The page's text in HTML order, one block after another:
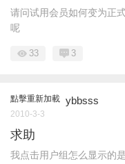
请问试用会员如何变为正
呢
33 3
點擊重新加載 ybbsss
2010-3-3
求助
我点击用户组怎么显示的